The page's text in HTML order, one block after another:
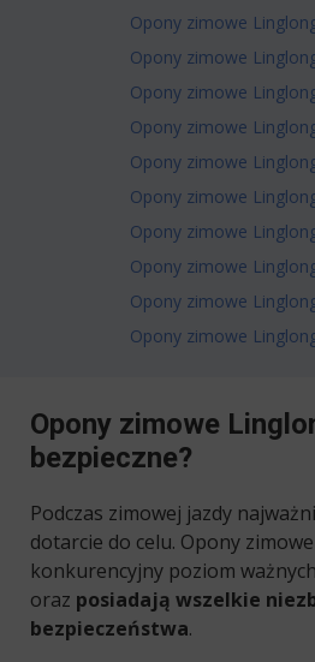
Opony zimowe
Opony zimowe
Opony zimowe
Opony zimowe
Opony zimowe
Opony zimowe
Opony zimowe
Opony zimowe
Opony zimowe
Opony zimowe
Opony zimowe
bezpieczne?
Podczas zimowej jazdy
dotarcie do celu. Opony
konkurencyjny poziom
oraz posiadają wszelkie
bezpieczeństwa.